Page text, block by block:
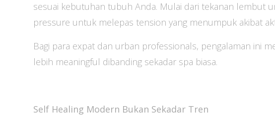
sesuai kebutuhan tubuh Anda. Mulai dari tekanan lembut
pressure untuk melepas tension yang menumpuk akibat
Bagi para expat dan urban professionals, pengalaman ini
lebih meaningful dibanding sekadar spa biasa.
Self Healing Modern Bukan Sekadar Tren